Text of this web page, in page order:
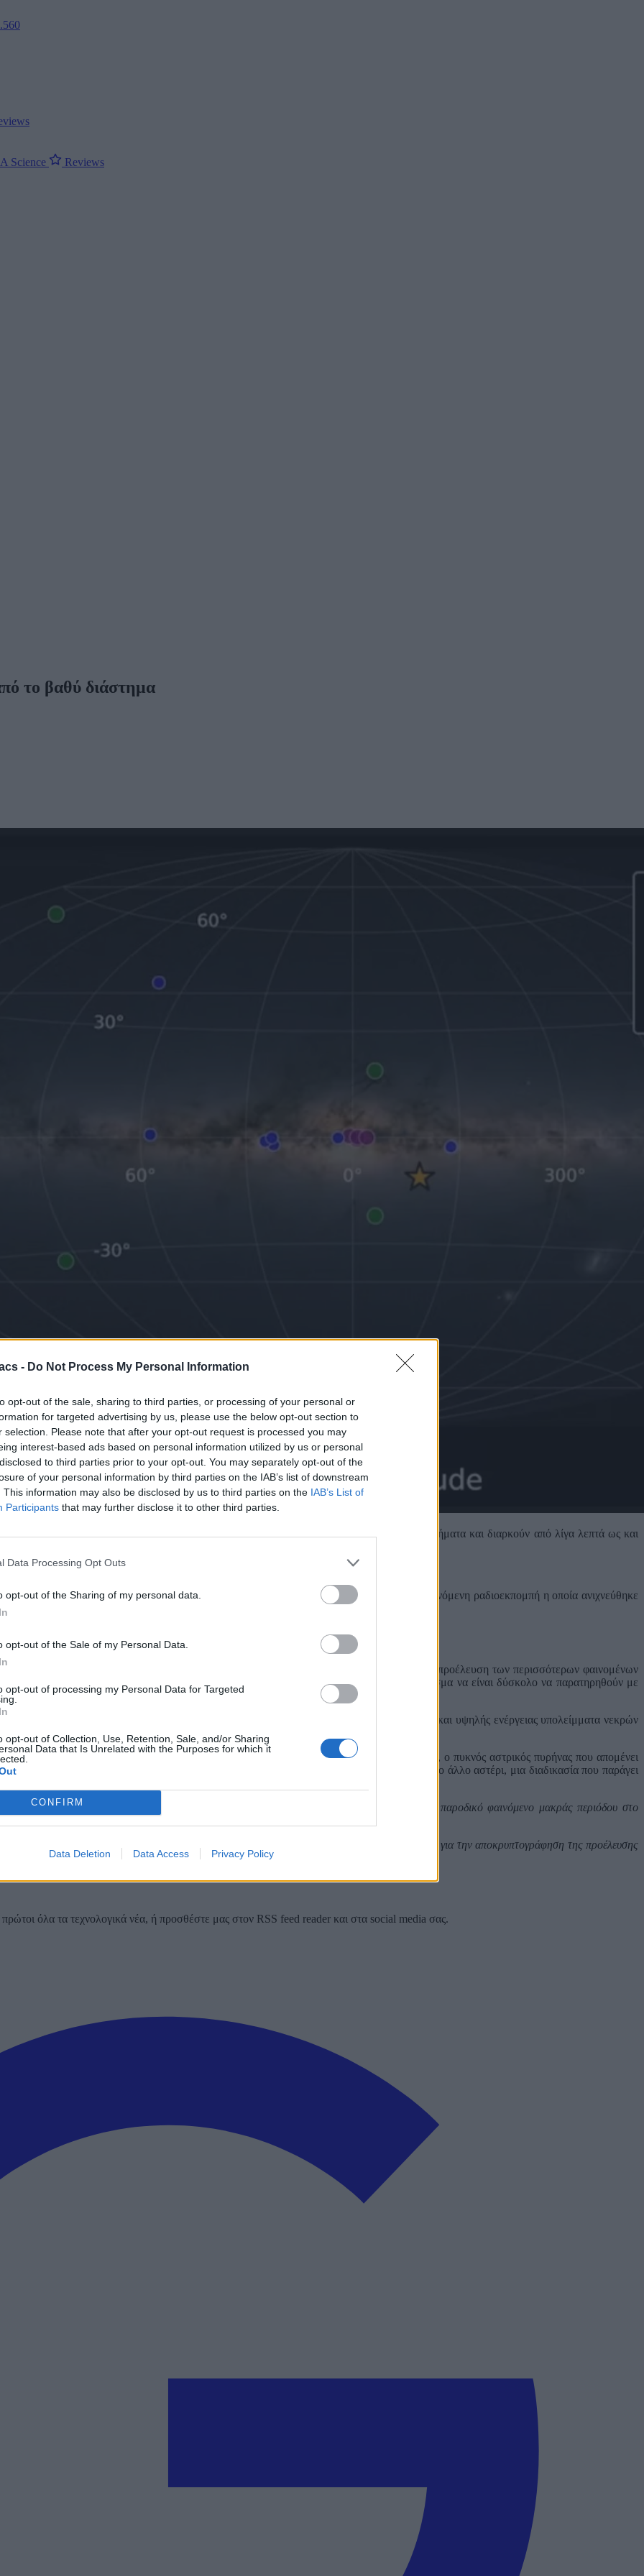
- Do Not Process My Personal Information
opt-out of the sale, sharing to third parties, or processing of your personal or
for targeted advertising by us, please use the below opt-out section to
selection. Please note that after your opt-out request is processed you may
interest-based ads based on personal information utilized by us or personal
to third parties prior to your opt-out. You may separately opt-out of the
of your personal information by third parties on the IAB’s list of downstream
This information may also be disclosed by us to third parties on the IAB’s List of
Participants that may further disclose it to other third parties.
Data Processing Opt Outs
opt-out of the Sharing of my personal data.
opt-out of the Sale of my Personal Data.
opt-out of processing my Personal Data for Targeted
opt-out of Collection, Use, Retention, Sale, and/or Sharing
Data that Is Unrelated with the Purposes for which it
CONFIRM
Data Deletion Data Access Privacy Policy
Science Reviews
το βαθύ διάστημα
εκρήξεις ραδιοεκπομπών που επαναλαμβάνονται σε συγκεκριμένα χρονικά διαστήματα και διαρκούν από λίγα λεπτά ως και
τελειώνουν μετά από μόλις δυο ημέρες.
μια διεθνής ομάδα επιστημόνων επικεντρώθηκε στο ASKAP J1745 , μια επαναλαμβανόμενη ραδιοεκπομπή η οποία ανιχνεύθηκε
Pathfinder (ASKAP).
στο διάστημα που εκπέμπουν έντονες, επαναλαμβανόμενες εκλάμψεις φωτός. Για την προέλευση των περισσότερων φαινομένων
εντοπιστεί κοντά στην σκονισμένη περιοχή στο κέντρο του γαλαξία μας, με αποτέλεσμα να είναι δύσκολο να παρατηρηθούν με
μεταβατικά φαινόμενα μακράς περιόδου δεν προκαλούνται από πάλσαρ, περιστρεφόμενα και υψηλής ενέργειας υπολείμματα νεκρών
ερευνητών.
που αποτελείται από ένα ζεύγος αστεριών, με το ένα από αυτά να είναι ένας λευκός νάνος, ο πυκνός αστρικός πυρήνας που απομένει
του. Η ραδιοεκπομπή μπορεί να προκαλείται από τον λευκό νάνο που συσσωρεύει ύλη από το άλλο αστέρι, μια διαδικασία που παράγει
και σε περισσότερα διαφορετικά μήκη κύματος από ό,τι για οποιοδήποτε άλλο παροδικό φαινόμενο μακράς περιόδου στο
των αρχαίων αιγυπτιακών συμβόλων, έτσι και το ASKAP J1745 θα είναι καθοριστικό για την αποκρυπτογράφηση της προέλευσης
σε άλλα μήκη κύματος,καταλήγουν οι επιστήμονες στο
όλα τα τεχνολογικά νέα, ή προσθέστε μας στον RSS feed reader και στα social media σας.